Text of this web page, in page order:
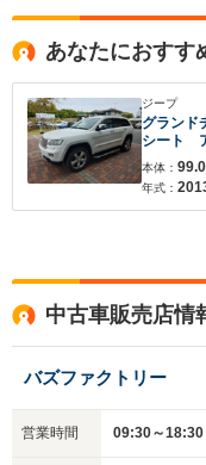
あなたにおすす
ジープ
グランド
シート
トヒー
ドステッ
ラ クル
本体： 99.0
年式：
中古車販売店情
バズファクトリー
営業時間 09:30～18:30